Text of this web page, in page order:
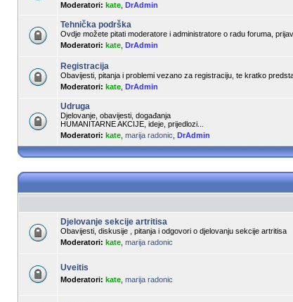
Moderatori: kate DrAdmin
Tehnička podrška
Ovdje možete pitati moderatore i administratore o radu foruma,
Moderatori: kate DrAdmin
Registracija
Obavijesti, pitanja i problemi vezano za registraciju, te kratko
Moderatori: kate DrAdmin
Udruga
Djelovanje, obavijesti, događanja
HUMANITARNE AKCIJE, ideje, prijedlozi...
Moderatori: kate marija radonic DrAdmin
Djelovanje sekcije artritisa
Obavijesti, diskusije , pitanja i odgovori o djelovanju sekcije artritisa
Moderatori: kate marija radonic
Uveitis
Moderatori: kate marija radonic